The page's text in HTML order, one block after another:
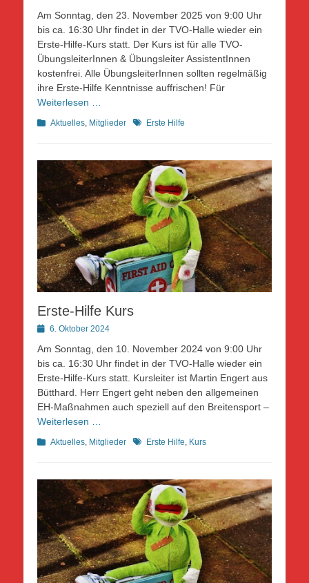
Am Sonntag, den 23. November 2025 von 9:00 Uhr
bis ca. 16:30 Uhr findet in der TVO-Halle wieder ein
Erste-Hilfe-Kurs statt. Der Kurs ist für alle TVO-
ÜbungsleiterInnen & Übungsleiter AssistentInnen
kostenfrei. Alle ÜbungsleiterInnen sollten regelmäßig
ihre Erste-Hilfe Kenntnisse auffrischen! Für
Weiterlesen …
Kategorien
Aktuelles, Mitglieder Schlagworte
Erste Hilfe
Erste-Hilfe Kurs
Posted6. Oktober 2024
Am Sonntag, den 10. November 2024 von 9:00 Uhr
bis ca. 16:30 Uhr findet in der TVO-Halle wieder ein
Erste-Hilfe-Kurs statt. Kursleiter ist Martin Engert aus
Bütthard. Herr Engert geht neben den allgemeinen
EH-Maßnahmen auch speziell auf den Breitensport –
Weiterlesen …
Kategorien
Aktuelles, Mitglieder Schlagworte
Erste Hilfe, Kurs